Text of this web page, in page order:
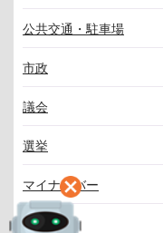
公共交通・駐車場
市政
議会
選挙
マイナンバー
その他